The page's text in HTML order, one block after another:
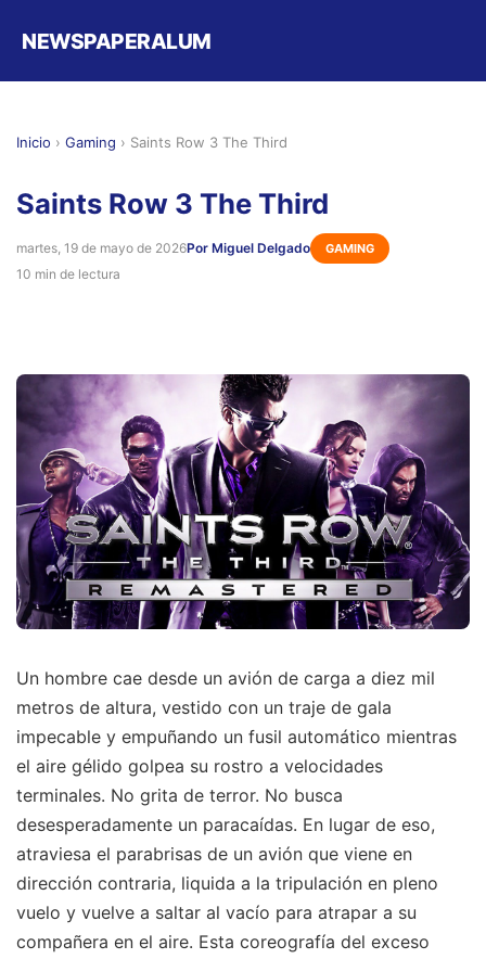
NEWSPAPERALUM
Inicio › Gaming › Saints Row 3 The Third
Saints Row 3 The Third
martes, 19 de mayo de 2026Por Miguel Delgado GAMING
10 min de lectura
Un hombre cae desde un avión de carga a diez mil
metros de altura, vestido con un traje de gala
impecable y empuñando un fusil automático mientras
el aire gélido golpea su rostro a velocidades
terminales. No grita de terror. No busca
desesperadamente un paracaídas. En lugar de eso,
atraviesa el parabrisas de un avión que viene en
dirección contraria, liquida a la tripulación en pleno
vuelo y vuelve a saltar al vacío para atrapar a su
compañera en el aire. Esta coreografía del exceso